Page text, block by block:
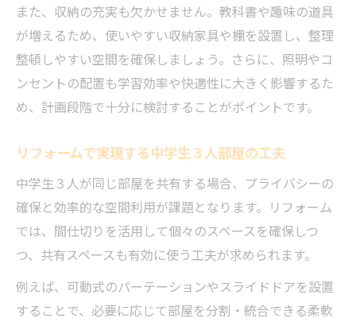
また、収納の充実も欠かせません。教科書や趣味の道具
が増えるため、使いやすい収納家具や棚を設置し、整理
整頓しやすい空間を確保しましょう。さらに、照明やコ
ンセントの配置も学習効率や快適性に大きく影響するた
め、計画段階で十分に検討することがポイントです。
リフォームで実現する中学生３人部屋の工夫
中学生３人が同じ部屋を共有する場合、プライバシーの
確保と効率的な空間利用が課題となります。リフォーム
では、間仕切りを活用して個々のスペースを確保しつ
つ、共有スペースも有効に使う工夫が求められます。
例えば、可動式のパーテーションやスライドドアを設置
することで、必要に応じて部屋を分割・統合できる柔軟